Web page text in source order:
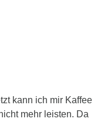
kann ich mir Kaffee
mehr leisten. Da